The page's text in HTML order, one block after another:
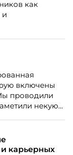
как
и
включены
проводили
некую
карьерных